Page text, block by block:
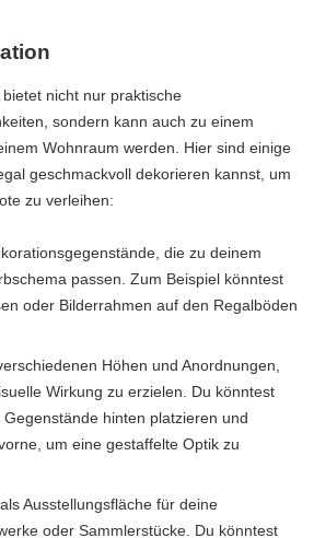
nicht nur praktische
sondern kann auch zu einem
Wohnraum werden. Hier sind einige
geschmackvoll dekorieren kannst, um
zu verleihen:
die zu deinem
passen. Zum Beispiel könntest
oder Bilderrahmen auf den Regalböden
Höhen und Anordnungen,
Wirkung zu erzielen. Du könntest
hinten platzieren und
um eine gestaffelte Optik zu
Ausstellungsfläche für deine
oder Sammlerstücke. Du könntest